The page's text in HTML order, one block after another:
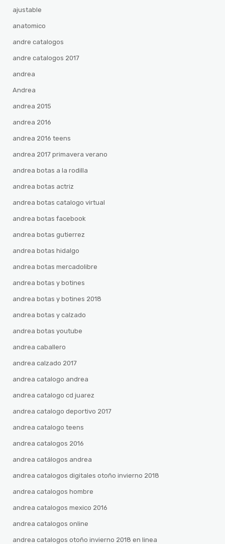
ajustable
anatomico
andre catalogos
andre catalogos 2017
andrea
Andrea
andrea 2015
andrea 2016
andrea 2016 teens
andrea 2017 primavera verano
andrea botas a la rodilla
andrea botas actriz
andrea botas catalogo virtual
andrea botas facebook
andrea botas gutierrez
andrea botas hidalgo
andrea botas mercadolibre
andrea botas y botines
andrea botas y botines 2018
andrea botas y calzado
andrea botas youtube
andrea caballero
andrea calzado 2017
andrea catalogo andrea
andrea catalogo cd juarez
andrea catalogo deportivo 2017
andrea catalogo teens
andrea catalogos 2016
andrea catálogos andrea
andrea catalogos digitales otoño invierno 2018
andrea catalogos hombre
andrea catalogos mexico 2016
andrea catalogos online
andrea catalogos otoño invierno 2018 en linea